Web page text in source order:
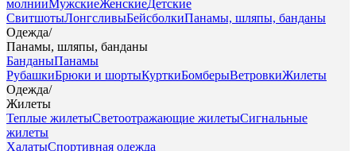
молнииМужскиеЖенскиеДетские
СвитшотыЛонгсливыБейсболкиПанамы, шляпы, банданы
Одежда/
Панамы, шляпы, банданы
БанданыПанамы
РубашкиБрюки и шортыКурткиБомберыВетровкиЖилеты
Одежда/
Жилеты
Теплые жилетыСветоотражающие жилетыСигнальные
жилеты
ХалатыСпортивная одежда